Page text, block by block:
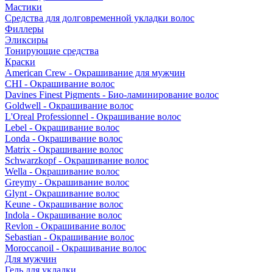
Мастики
Средства для долговременной укладки волос
Филлеры
Эликсиры
Тонирующие средства
Краски
American Crew - Окрашивание для мужчин
CHI - Окрашивание волос
Davines Finest Pigments - Био-ламинирование волос
Goldwell - Окрашивание волос
L'Oreal Professionnel - Окрашивание волос
Lebel - Окрашивание волос
Londa - Окрашивание волос
Matrix - Окрашивание волос
Schwarzkopf - Окрашивание волос
Wella - Окрашивание волос
Greymy - Окрашивание волос
Glynt - Окрашивание волос
Keune - Окрашивание волос
Indola - Окрашивание волос
Revlon - Окрашивание волос
Sebastian - Окрашивание волос
Moroccanoil - Окрашивание волос
Для мужчин
Гель для укладки